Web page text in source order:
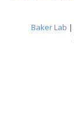
Baker Lab |